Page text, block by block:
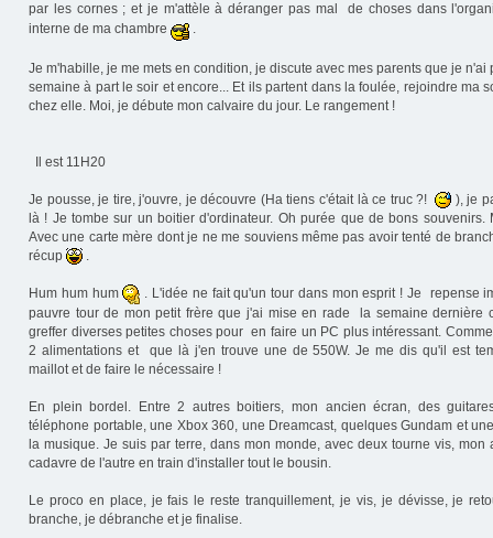
par les cornes ; et je m'attèle à déranger pas mal de choses dans
interne de ma chambre
.
Je m'habille, je me mets en condition, je discute avec mes parents que je n'ai
semaine à part le soir et encore... Et ils partent dans la foulée, rejoindre ma
chez elle. Moi, je débute mon calvaire du jour. Le rangement !
Il est 11H20
Je pousse, je tire, j'ouvre, je découvre (Ha tiens c'était là ce truc ?!
), je
là ! Je tombe sur un boitier d'ordinateur. Oh purée que de bons souvenirs.
Avec une carte mère dont je ne me souviens même pas avoir tenté de
récup
.
Hum hum hum
. L'idée ne fait qu'un tour dans mon esprit ! Je repense
pauvre tour de mon petit frère que j'ai mise en rade la semaine dernière
greffer diverses petites choses pour en faire un PC plus intéressant.
2 alimentations et que là j'en trouve une de 550W. Je me dis qu'il est
maillot et de faire le nécessaire !
En plein bordel. Entre 2 autres boitiers, mon ancien écran, des
téléphone portable, une Xbox 360, une Dreamcast, quelques Gundam et
la musique. Je suis par terre, dans mon monde, avec deux tourne vis, mon
cadavre de l'autre en train d'installer tout le bousin.
Le proco en place, je fais le reste tranquillement, je vis, je dévisse, je
branche, je débranche et je finalise.